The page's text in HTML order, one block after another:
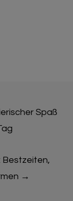
Spaß
Bestzeiten,
→